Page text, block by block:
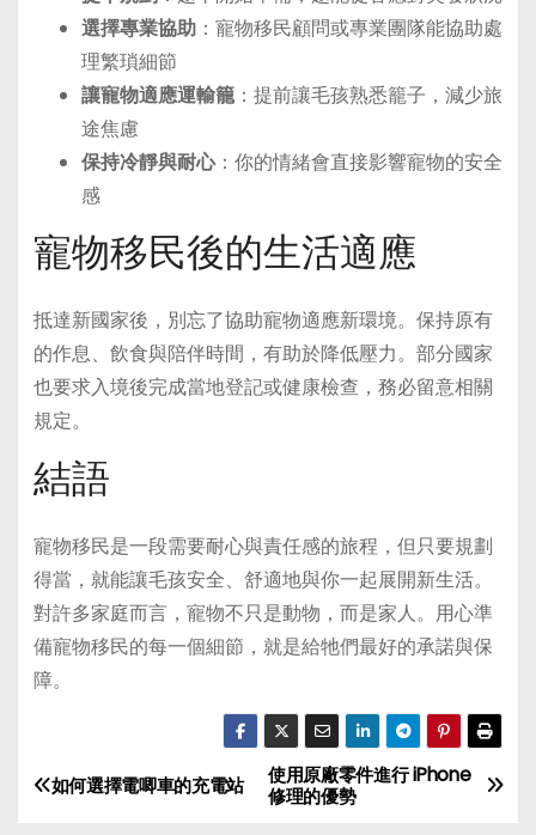
選擇專業協助：寵物移民顧問或專業團隊能協助處
理繁瑣細節
讓寵物適應運輸籠：提前讓毛孩熟悉籠子，減少旅
途焦慮
保持冷靜與耐心：你的情緒會直接影響寵物的安全
感
寵物移民後的生活適應
抵達新國家後，別忘了協助寵物適應新環境。保持原有
的作息、飲食與陪伴時間，有助於降低壓力。部分國家
也要求入境後完成當地登記或健康檢查，務必留意相關
規定。
結語
寵物移民是一段需要耐心與責任感的旅程，但只要規劃
得當，就能讓毛孩安全、舒適地與你一起展開新生活。
對許多家庭而言，寵物不只是動物，而是家人。用心準
備寵物移民的每一個細節，就是給牠們最好的承諾與保
障。
P
使用原廠零件進行 iPhone
修理的優勢
如何選擇電唧車的充電站